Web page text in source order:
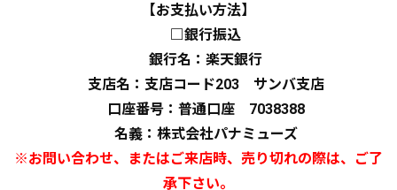
【お支払い方法】
□銀行振込
銀行名：楽天銀行
支店名：支店コード203 サンバ支店
口座番号：普通口座 7038388
名義：株式会社パナミューズ
※お問い合わせ、またはご来店時、売り切れの際は、ご了
承下さい。